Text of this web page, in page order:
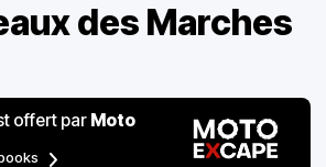
des Marches
offert par Moto